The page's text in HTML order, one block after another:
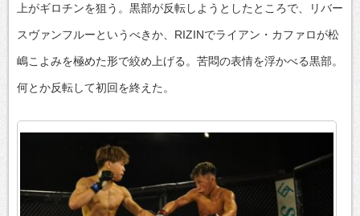
上がギロチンを狙う。黒部が反転しようとしたところで、リバー
スヴァンフルーというべきか、RIZINでライアン・カファロが松
嶋こよみを極めた形で絞め上げる。苦悶の表情を浮かべる黒部。
何とか反転して初回を終えた。